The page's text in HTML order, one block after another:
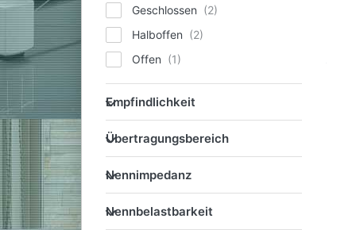
Geschlossen
Halboffen
Offen
Empfindlichkeit
Empfindlichkeit
Übertragungsbereich
Übertragungsbereich
Nennimpedanz
Nennimpedanz
Nennbelastbarkeit
Nennbelastbarkeit